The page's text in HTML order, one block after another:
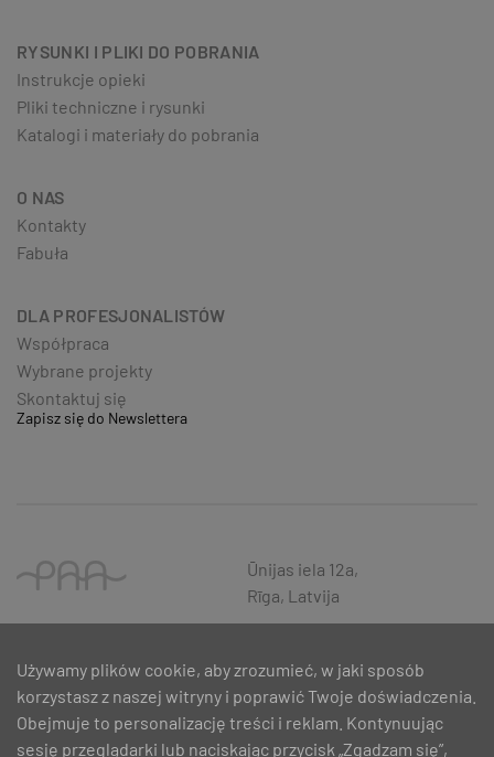
RYSUNKI I PLIKI DO POBRANIA
Instrukcje opieki
Pliki techniczne i rysunki
Katalogi i materiały do pobrania
O NAS
Kontakty
Fabuła
DLA PROFESJONALISTÓW
Współpraca
Wybrane projekty
Skontaktuj się
Zapisz się do Newslettera
Ūnijas iela 12a,
Rīga, Latvija
Używamy plików cookie, aby zrozumieć, w jaki sposób
korzystasz z naszej witryny i poprawić Twoje doświadczenia.
Obejmuje to personalizację treści i reklam. Kontynuując
sesję przeglądarki lub naciskając przycisk „Zgadzam się”,